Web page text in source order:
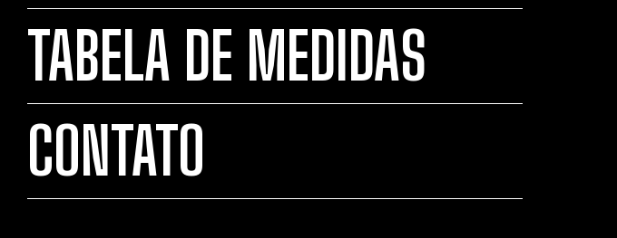
TABELA DE MEDIDAS
CONTATO